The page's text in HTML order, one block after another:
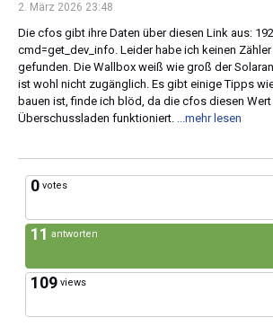
2. März 2026 23:48
Die cfos gibt ihre Daten über diesen Link aus:
cmd=get_dev_info. Leider habe ich keinen
gefunden. Die Wallbox weiß wie groß der
ist wohl nicht zugänglich. Es gibt einige Tipps
bauen ist, finde ich blöd, da die cfos diesen
Überschussladen funktioniert. ...mehr lesen
0 votes
11 antworten
109 views